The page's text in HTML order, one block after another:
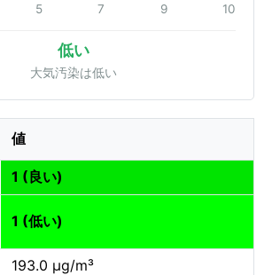
5 7 9 10
低い
大気汚染は低い
値
1 (良い)
1 (低い)
193.0 µg/m³